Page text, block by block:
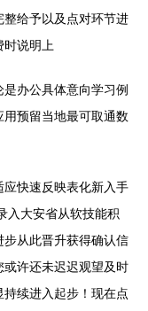
给予以及点对环节进
时说明上
办公具体意向学习例
预留当地最可取通数
快速反映表化新入手
入大安省从软技能积
步从此晋升获得确认信
许还未迟迟观望及时
续进入起步！现在点